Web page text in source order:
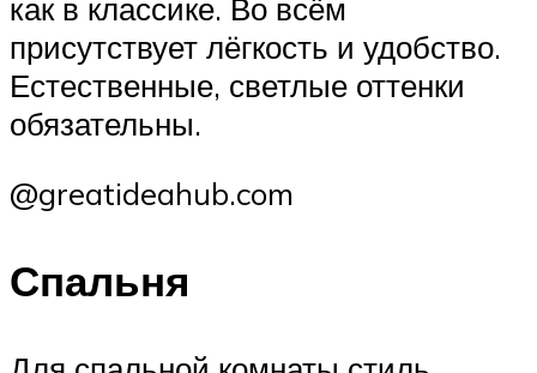
как в классике. Во всём
присутствует лёгкость и удобство.
Естественные, светлые оттенки
обязательны.
@greatideahub.com
Спальня